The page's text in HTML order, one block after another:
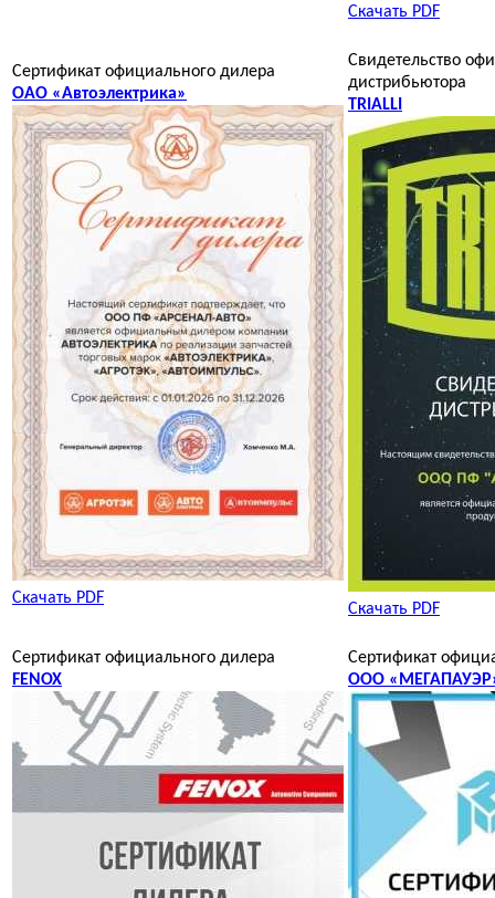
Скачать PDF
Сертификат официального дилера
ОАО «Автоэлектрика»
Скачать PDF
Свидетельство
дистрибьютора
TRIALLI
Скачать PDF
Сертификат официального дилера
FENOX
Сертификат
ООО